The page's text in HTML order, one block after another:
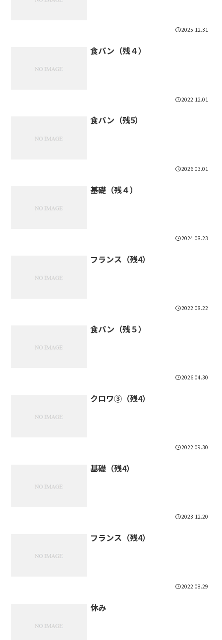
2025.12.31
食パン（残４）
2022.12.01
食パン（残5）
2026.03.01
基礎（残４）
2024.08.23
フランス（残4）
2022.08.22
食パン（残５）
2026.04.30
クロワ③（残4）
2022.09.30
基礎（残4）
2023.12.20
フランス（残4）
2022.08.29
休み